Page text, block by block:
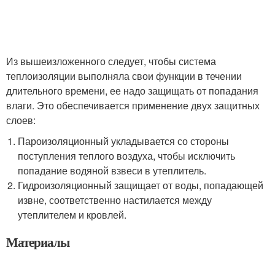
Из вышеизложенного следует, чтобы система
теплоизоляции выполняла свои функции в течении
длительного времени, ее надо защищать от попадания
влаги. Это обеспечивается применение двух защитных
слоев:
Пароизоляционный укладывается со стороны
поступления теплого воздуха, чтобы исключить
попадание водяной взвеси в утеплитель.
Гидроизоляционный защищает от воды, попадающей
извне, соответственно настилается между
утеплителем и кровлей.
Материалы